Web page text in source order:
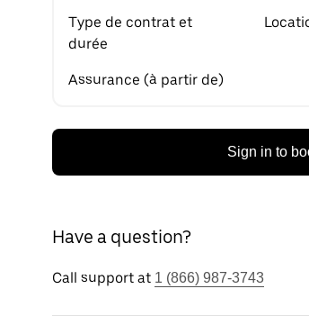
Type de contrat et
durée
Assurance (à partir de)
Sign in to
Have a question?
Call support at 1 (866) 987-3743